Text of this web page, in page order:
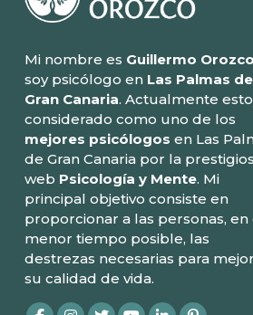
Mi nombre es Guillermo Orozco
soy psicólogo en Las Palmas de
Gran Canaria. Actualmente
considerado como uno de los
mejores psicólogos en Las
de Gran Canaria por la
web Psicología y Mente. Mi
principal objetivo consiste en
proporcionar a las personas, en
menor tiempo posible, las
destrezas necesarias para
su calidad de vida.